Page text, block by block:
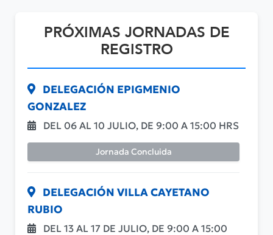
PRÓXIMAS JORNADAS DE
REGISTRO
DELEGACIÓN EPIGMENIO
GONZALEZ
DEL 06 AL 10 JULIO, DE 9:00 A 15:00 HRS
Jornada Concluida
DELEGACIÓN VILLA CAYETANO
RUBIO
DEL 13 AL 17 DE JULIO, DE 9:00 A 15:00